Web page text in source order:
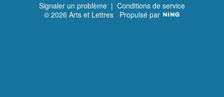
Signaler un problème | Conditions de service
© 2026 Arts et Lettres Propulsé par